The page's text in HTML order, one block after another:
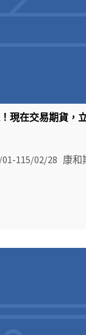
現在交易期貨，
01-115/02/28 康